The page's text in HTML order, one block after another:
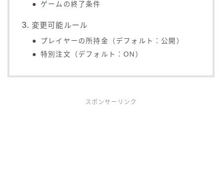
ゲームの終了条件
変更可能ルール
プレイヤーの所持金（デフォルト：公開）
特別注文（デフォルト：ON）
スポンサーリンク